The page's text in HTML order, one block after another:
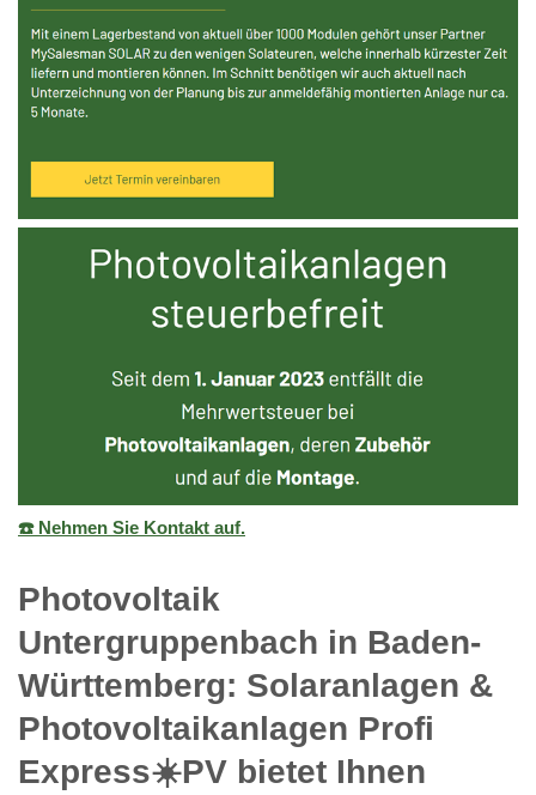
☎️ Nehmen Sie Kontakt auf.
Photovoltaik
Untergruppenbach in Baden-
Württemberg: Solaranlagen &
Photovoltaikanlagen Profi
Express☀️PV️ bietet Ihnen